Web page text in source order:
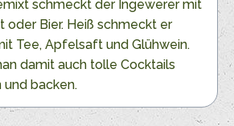
schmeckt der Ingewerer mit
oder Bier. Heiß schmeckt er
Tee, Apfelsaft und Glühwein.
damit auch tolle Cocktails
und backen.